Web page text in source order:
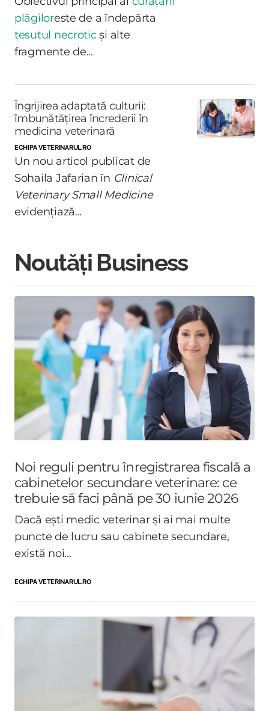
plăgiloreste de a îndepărta
țesutul necroticși alte
fragmente de...
Îngrijirea adaptată culturii:
îmbunătățirea încrederii în
medicina veterinară
ECHIPA VETERINARUL.RO
Un nou articol publicat de
Sohaila Jafarian în Clinical
Veterinary Small Medicine
evidențiază...
Noutăți Business
Noi reguli pentru înregistrarea fiscală a
cabinetelor secundare veterinare: ce
trebuie să faci până pe 30 iunie 2026
Dacă ești medic veterinar și ai mai multe
puncte de lucru sau cabinete secundare,
există noi...
ECHIPA VETERINARUL.RO